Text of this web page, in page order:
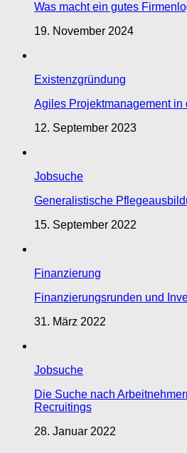
Was macht ein gutes
19. November 2024
Existenzgründung
Agiles Projektmanagement in
12. September 2023
Jobsuche
Generalistische
15. September 2022
Finanzierung
Finanzierungsrunden und
31. März 2022
Jobsuche
Die Suche nach
Recruitings
28. Januar 2022